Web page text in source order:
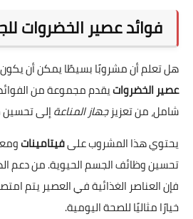
فوائد عصير الخضروات
هل تعلم أن مشروبًا بسيطًا يمكن أن
عصير الخضرواتيقدم مجموعة من
شامل، من تعزيزجهاز المناعةإلى تحسين
يحتوي هذا المشروب علىفيتامينات
تحسين وظائف الجسم الحيوية. من دعم
فإن العناصر الغذائية في العصير يتم
خيارًا مثاليًا للصحة اليومية.